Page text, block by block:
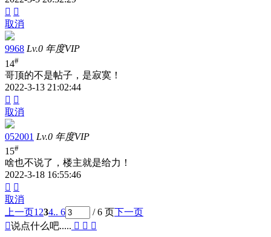
 
取消
9968 Lv.0 年度VIP
14#
哥顶的不是帖子，是寂寞！
2022-3-13 21:02:44
 
取消
052001 Lv.0 年度VIP
15#
啥也不说了，楼主就是给力！
2022-3-18 16:55:46
 
取消
上一页1 234.. 6 / 6 页下一页
说点什么吧.....   